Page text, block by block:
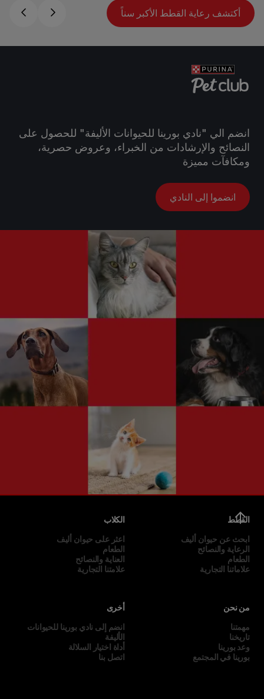
أكتشف رعاية القطط الأكبر سناً
انضم الي "نادي بورينا للحيوانات الأليفة" للحصول على
النصائح والإرشادات من الخبراء، وعروض حصرية،
ومكافآت مميزة
انضموا إلى النادي
القطط
ابحث عن حيوان أليف
الرعاية والنصائح
الطعام
علاماتنا التجارية
الكلاب
اعثر على حيوان أليف
الطعام
العناية والنصائح
علامتنا التجارية
من نحن
مهمتنا
تاريخنا
وعد بورينا
بورينا في المجتمع
أخرى
انضم إلى نادي بورينا للحيوانات
الأليفة
أداة اختيار السلالة
اتصل بنا